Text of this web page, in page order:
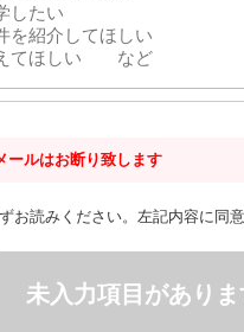
ールはお断り致します
お読みください。左記内容に同
未入力項目がありま